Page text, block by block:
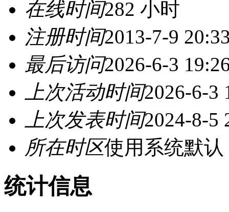
在线时间282 小时
注册时间2013-7-9
最后访问2026-6-3
上次活动时间2026-6-3
上次发表时间2024-8-5
所在时区使用系统默认
统计信息